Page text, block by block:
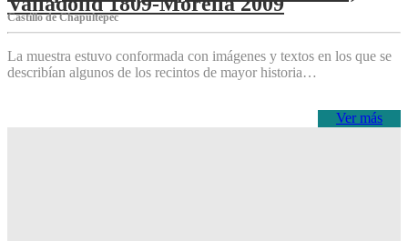
Castillo de Chapultepec
La muestra estuvo conformada con imágenes y textos en los que se
describían algunos de los recintos de mayor historia…
Ver más